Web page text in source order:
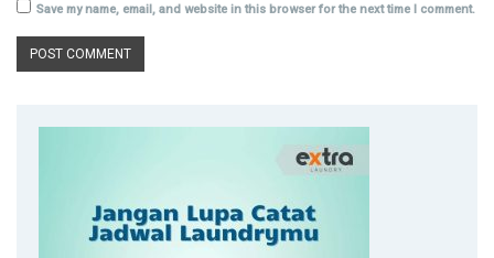
Save my name, email, and website in this browser for the next time I comment.